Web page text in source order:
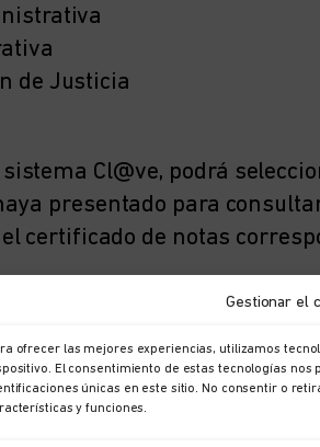
Gestionar el
ofrecer las mejores experiencias, utilizamos
El consentimiento de estas tecnologías
únicas en este sitio. No consentir o
y funciones.
de Justicia
Cl@ve, podrá
presentado para
certificado de notas